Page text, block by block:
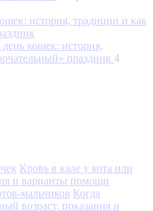
кошек: история,
праздник 4
Кровь в кале у кота или
и варианты помощи
мальчиков Когда
возраст, показания и